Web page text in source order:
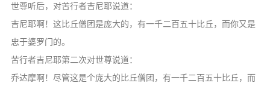
寺院巡览
世尊听后，对苦行者吉尼耶说道：
吉尼耶啊！这比丘僧团是庞大的，有一千二百五十比丘，而你又是
忠于婆罗门的。
苦行者吉尼耶第二次对世尊说道：
乔达摩啊！尽管这是个庞大的比丘僧团，有一千二百五十比丘，而